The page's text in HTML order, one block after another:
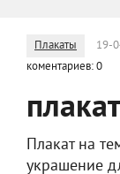
Плакаты 19-
коментариев: 0
Плакат на
украшение